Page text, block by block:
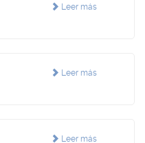
Leer más
Leer más
Leer más